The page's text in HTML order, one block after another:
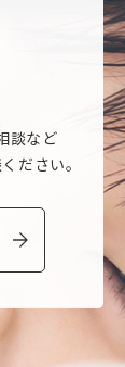
談など
ださい。